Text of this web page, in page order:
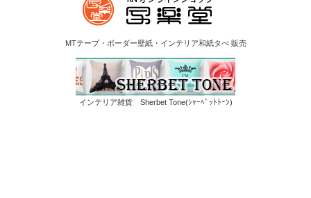
MTテープ・ボーダー壁紙・インテリア和紙タぺ 販売
インテリア雑貨 Sherbet Tone(ｼｬｰﾍﾞｯﾄﾄｰﾝ)